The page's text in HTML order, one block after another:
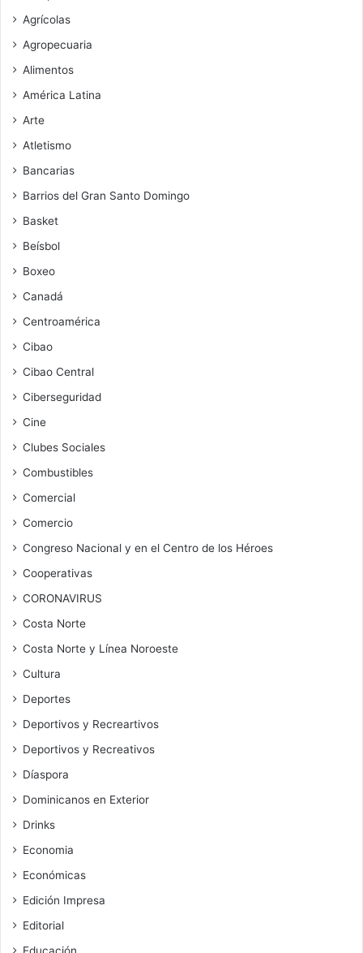
Agrícolas
Agropecuaria
Alimentos
América Latina
Arte
Atletismo
Bancarias
Barrios del Gran Santo Domingo
Basket
Beísbol
Boxeo
Canadá
Centroamérica
Cibao
Cibao Central
Ciberseguridad
Cine
Clubes Sociales
Combustibles
Comercial
Comercio
Congreso Nacional y en el Centro de los Héroes
Cooperativas
CORONAVIRUS
Costa Norte
Costa Norte y Línea Noroeste
Cultura
Deportes
Deportivos y Recreartivos
Deportivos y Recreativos
Díaspora
Dominicanos en Exterior
Drinks
Economia
Económicas
Edición Impresa
Editorial